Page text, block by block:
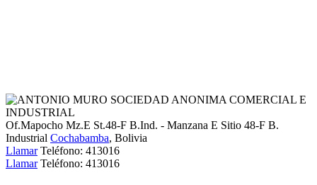
Of.Mapocho Mz.E St.48-F B.Ind. - Manzana E Sitio 48-F B.
Industrial Cochabamba, Bolivia
Llamar Teléfono: 413016
Llamar Teléfono: 413016